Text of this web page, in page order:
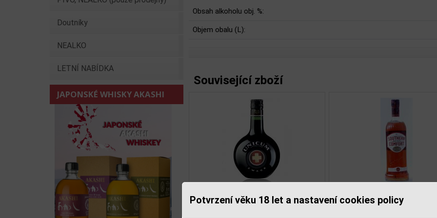
Potvrzení věku 18 let a nastavení cookies policy
Doutníky
NEALKO
LETNÍ NABÍDKA
JAPONSKÉ WHISKY AKASHI
Obsah alkoholu obj. %:
Objem obalu (L):
Související zboží
0,7l 35% Southern Comfort 1,0l 35% Pernod 0,7l 40%